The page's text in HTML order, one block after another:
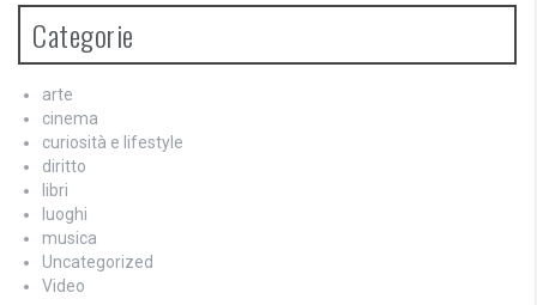
Categorie
arte
cinema
curiosità e lifestyle
diritto
libri
luoghi
musica
Uncategorized
Video